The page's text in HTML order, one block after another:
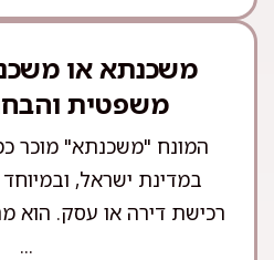
משכנתא או
משפטית
המונח "משכנתא" מוכר
במדינת ישראל,
רכישת דירה או עסק. הוא
...